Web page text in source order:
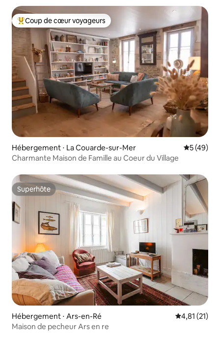
Coups de cœur voyageurs les plus appréciés
Coup de cœur voyageurs
Hébergement ⋅ La Couarde-sur-Mer
5 (49)
Charmante Maison de Famille au Coeur du Village
Superhôte
Superhôte
Hébergement ⋅ Ars-en-Ré Évaluation
4,81 (21)
Maison de pecheur Ars en re